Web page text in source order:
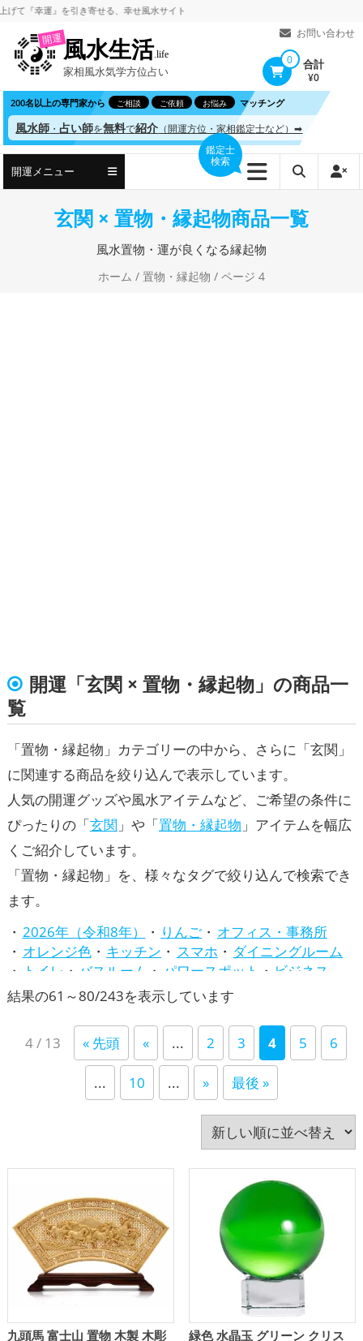
コ
ツ
へ
ス
ッ
幸運』を引き寄せる、幸せ風水サイト
お問い合わせ
開運風水生活.life
家相風水気学方位占い
0 合計
¥0
200名以上の専門家から ご相談 ご依頼 お悩み マッチング
風水師 ・占い師を無料で紹介 （開運方位・家相鑑定士など）➡
開運メニュー
鑑定士
検索
玄関 × 置物・縁起物商品一覧
風水置物・運が良くなる縁起物
ホーム / 置物・縁起物 / ページ 4
開運「玄関 × 置物・縁起物」の商品一
覧
「置物・縁起物」カテゴリーの中から、さらに「玄関」
に関連する商品を絞り込んで表示しています。
人気の開運グッズや風水アイテムなど、ご希望の条件に
ぴったりの「玄関 」や「置物・縁起物 」アイテムを幅広
くご紹介しています。
「置物・縁起物」を、様々なタグで絞り込んで検索でき
ます。
2026年（令和8年）
りんご
オフィス・事務所
オレンジ色
キッチン スマホ
ダイニングルーム
トイレ
バスルーム パワースポット
ビジネス
ピンク色
ベージュ リビング
七福神
兎・卯年（うどし）
八卦鏡（八角形の鏡）ミラー
四神（四獣）・五神獣
寝室 干支・十二支
店舗
庭・バルコニー
心理学
招き猫
旧2024年（令和6年）
旧2025年（令和7年）
書斎・勉強部屋
梟(ふくろう)
水色
美容
茶色
蛙(カエル) 赤色 透明
金色
銀色
青色 飲食店 馬・午年（うまどし）
黄色
結果の61～80/243を表示しています新
い
順
4 / 13 « 先頭 « ... 2 3 4 5 6
... 10 ... » 最後 »
九頭馬 富士山 置物 木製 木彫
緑色 水晶玉 グリーン クリス